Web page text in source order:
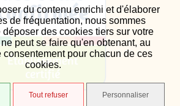
du contenu enrichi et d'élaborer
de fréquentation, nous sommes
des cookies tiers sur votre
peut se faire qu'en obtenant, au
consentement pour chacun de ces
cookies.
Tout refuser Personnaliser